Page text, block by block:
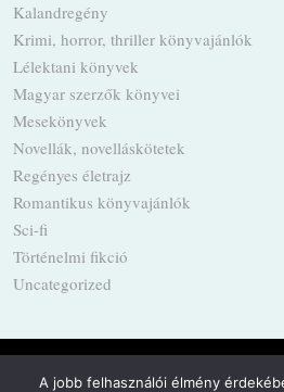
Kalandregény
Krimi, horror, thriller könyvajánlók
Lélektani könyvek
Magyar szerzők könyvei
Mesekönyvek
Novellák, novelláskötetek
Regényes életrajz
Romantikus könyvajánlók
Sci-fi
Történelmi fikció
Uncategorized
A jobb felhasználói élmény